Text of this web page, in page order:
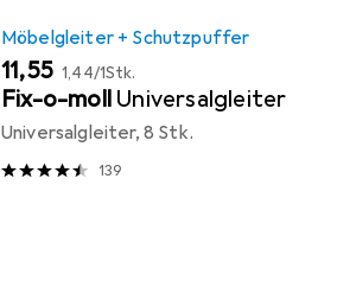
Möbelgleiter + Schutzpuffer
EUR
11,55 EUR
1,44/1Stk.
Fix-o-moll Universalgleiter
Universalgleiter, 8 Stk.
139